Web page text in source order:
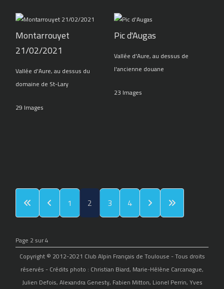
Montarrouyet
21/02/2021
Vallée d'Aure, au dessus du
domaine de St-Lary
29 Images
Pic d'Augas
Vallée d'Aure, au dessus de
l'ancienne douane
23 Images
1 2 3 4
Page 2 sur 4
Copyright © 2012-2021 Club Alpin Français de Toulouse - Tous droits
réservés - Crédits photo : Christian Biard, Marie-Hélène Carcanague,
Julien Defois, Alexandra Genesty, Fabien Mitton, Lionel Perrin, Yves